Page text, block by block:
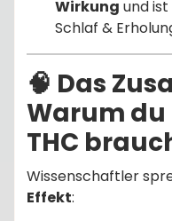
Wirkung und
Schlaf &
🧠 Das
Warum
THC
Wissenschaftler
Effekt: